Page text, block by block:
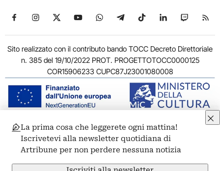
Seguici su Facebook
Seguici su Instagram
Seguici su X
Seguici su YouTube
Seguici su WhatsApp
Seguici su Telegram
Seguici su TikTok
Seguici su
Seguici
Sito realizzato con il contributo bando TOCC Decreto Direttoriale
n. 385 del 19/10/2022 PROT. PROGETTOTOCC0000125
COR15906233 CUPC87J23001080008
© 2011-2026 ARTRIBUNE srl – Corso Vittorio Emanuele II, 287 –
00186 Roma - P.I. 11381581005
Privacy: Responsabile della protezione dei dati personali
ARTRIBUNE srl – Corso Vittorio Emanuele II, 287 – 00186 Roma
La prima cosa che leggerete ogni mattina!
Iscrivetevi alla newsletter quotidiana di
Artribune per non perdere nessuna notizia